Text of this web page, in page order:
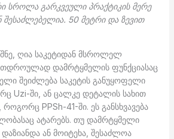
სროლა გარკვეული პრაქტიკის მერე
50 მეტრი და ზევით
ღია საკეტიდან მსროლელ
დამრტყმელის ფუნქციასაც
შეიძლება საკეტის განუყოფელი
Uzi-ში, ან ცალკე დეტალის სახით
PPSh-41-ში. ეს განსხვავება
ატარებს. თუ დამრტყმელი
ან მოიტეხა, შესაძლოა